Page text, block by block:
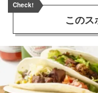
Check!
このス